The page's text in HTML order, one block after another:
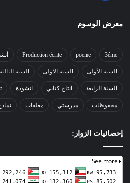
معرض الوسوم
3éme
poeme
Production écrite
السنة الأولى السنة الاولى السنة الثالثة
السنة الرابعة انتاج كتابي انشودة
محفوظات مدرستي معلقات
إحصائيات الزوار: